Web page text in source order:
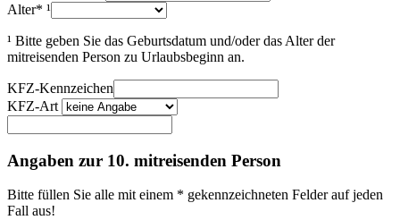
Alter* ¹
¹ Bitte geben Sie das Geburtsdatum und/oder das Alter der
mitreisenden Person zu Urlaubsbeginn an.
KFZ-Kennzeichen
KFZ-Art
Angaben zur 10. mitreisenden Person
Bitte füllen Sie alle mit einem * gekennzeichneten Felder auf jeden
Fall aus!